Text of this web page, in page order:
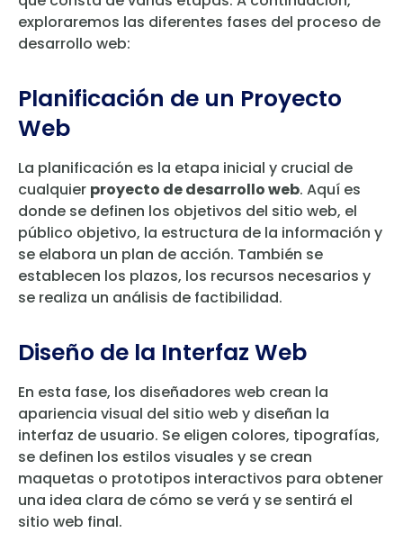
exploraremos las diferentes fases del proceso de
desarrollo web:
Planificación de un Proyecto
Web
La planificación es la etapa inicial y crucial de
cualquier proyecto de desarrollo web. Aquí es
donde se definen los objetivos del sitio web, el
público objetivo, la estructura de la información y
se elabora un plan de acción. También se
establecen los plazos, los recursos necesarios y
se realiza un análisis de factibilidad.
Diseño de la Interfaz Web
En esta fase, los diseñadores web crean la
apariencia visual del sitio web y diseñan la
interfaz de usuario. Se eligen colores, tipografías,
se definen los estilos visuales y se crean
maquetas o prototipos interactivos para obtener
una idea clara de cómo se verá y se sentirá el
sitio web final.